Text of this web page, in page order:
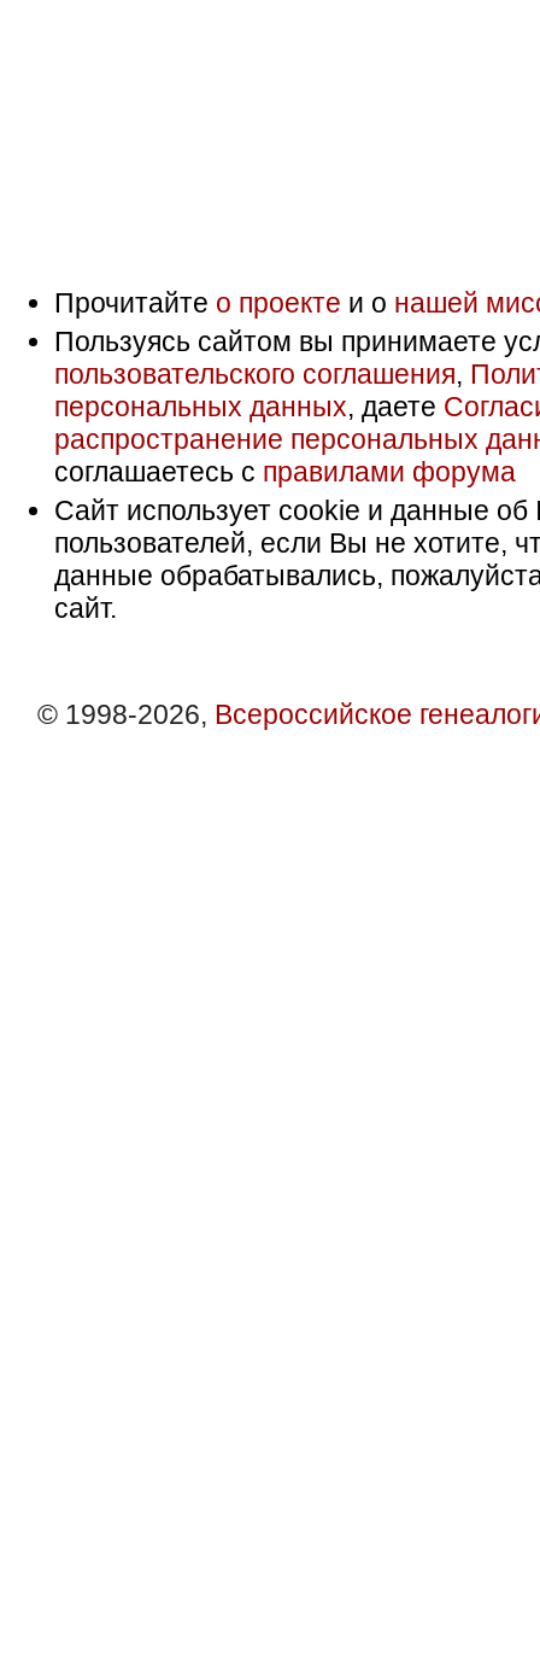
Прочитайте о проекте и о нашей
Пользуясь сайтом вы принимаете
пользовательского соглашения,
персональных данных, даете
распространение персональных
соглашаетесь с правилами форума
Сайт использует cookie и данные об
пользователей, если Вы не хотите,
данные обрабатывались,
сайт.
© 1998-2026, Всероссийское